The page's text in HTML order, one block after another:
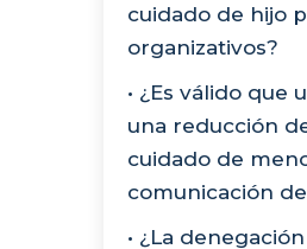
cuidado de hijo
organizativos?
• ¿Es válido que
una reducción
cuidado de
comunicación
• ¿La